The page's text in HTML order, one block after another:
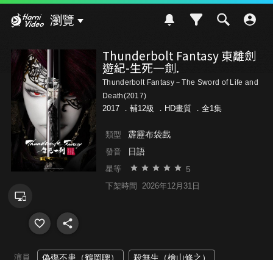
瀏覽
Thunderbolt Fantasy 東離劍
遊紀-生死一劍.
Thunderbolt Fantasy－The Sword of Life and
Death(2017)
2017 ． 輔12級 ．HD畫質 ．全1集
類型 霹靂布袋戲
發音 日語
星等 5
下架時間 2026年12月31日
演員 偽殤不患（鶴岡聰）
殺無生（檜山修之）